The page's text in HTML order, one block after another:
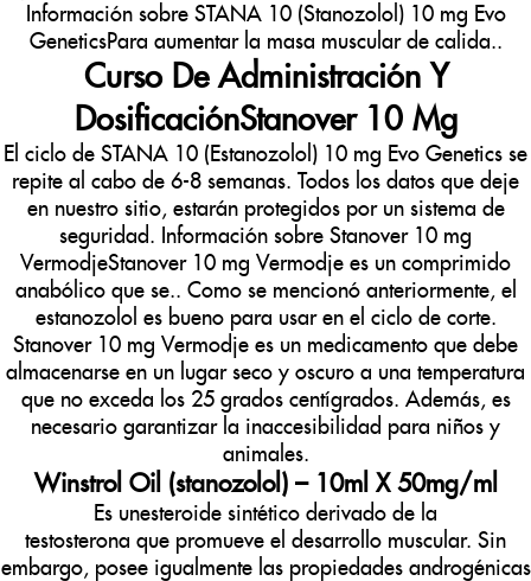
Información sobre STANA 10 (Stanozolol) 10 mg Evo
GeneticsPara aumentar la masa muscular de calida..
Curso De Administración Y
DosificaciónStanover 10 Mg
El ciclo de STANA 10 (Estanozolol) 10 mg Evo Genetics se
repite al cabo de 6-8 semanas. Todos los datos que deje
en nuestro sitio, estarán protegidos por un sistema de
seguridad. Información sobre Stanover 10 mg
VermodjeStanover 10 mg Vermodje es un comprimido
anabólico que se.. Como se mencionó anteriormente, el
estanozolol es bueno para usar en el ciclo de corte.
Stanover 10 mg Vermodje es un medicamento que debe
almacenarse en un lugar seco y oscuro a una temperatura
que no exceda los 25 grados centígrados. Además, es
necesario garantizar la inaccesibilidad para niños y
animales.
Winstrol Oil (stanozolol) – 10ml X 50mg/ml
Es unesteroide sintético derivado de la
testosterona que promueve el desarrollo muscular. Sin
embargo, posee igualmente las propiedades androgénicas